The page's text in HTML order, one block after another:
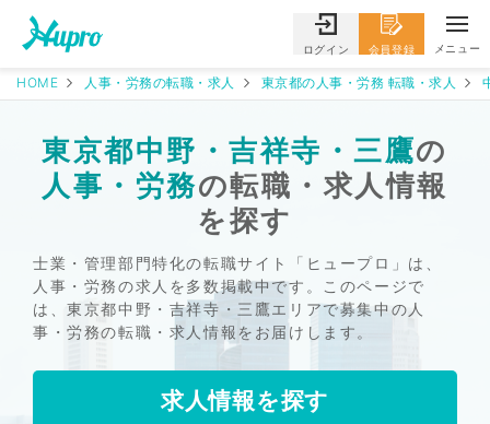
ログイン 会員登録 メニュー
HOME 人事・労務の転職・求人 東京都の人事・労務 転職・求人
東京都中野・吉祥寺・三鷹の
人事・労務の転職・求人情報
を探す
士業・管理部門特化の転職サイト「ヒュープロ」は、
人事・労務の求人を多数掲載中です。このページで
は、東京都中野・吉祥寺・三鷹エリアで募集中の人
事・労務の転職・求人情報をお届けします。
求人情報を探す